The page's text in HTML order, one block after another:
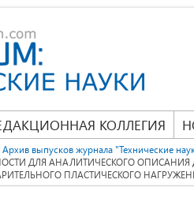
КОЛЛЕГИЯ
Архив выпусков журнала "Технические
ДЛЯ АНАЛИТИЧЕСКОГО
ПЛАСТИЧЕСКОГО